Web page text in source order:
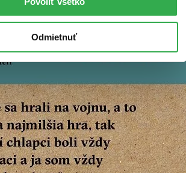
Odmietnuť